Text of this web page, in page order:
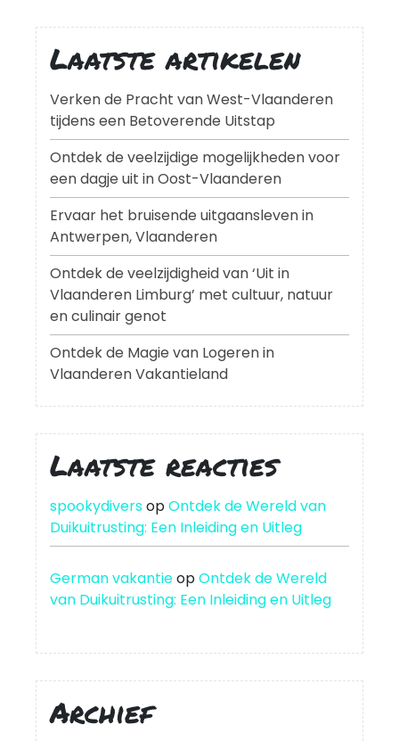
Laatste artikelen
Verken de Pracht van West-Vlaanderen
tijdens een Betoverende Uitstap
Ontdek de veelzijdige mogelijkheden voor
een dagje uit in Oost-Vlaanderen
Ervaar het bruisende uitgaansleven in
Antwerpen, Vlaanderen
Ontdek de veelzijdigheid van ‘Uit in
Vlaanderen Limburg’ met cultuur, natuur
en culinair genot
Ontdek de Magie van Logeren in
Vlaanderen Vakantieland
Laatste reacties
spookydiversopOntdek de Wereld van
Duikuitrusting: Een Inleiding en Uitleg
German vakantieopOntdek de Wereld
van Duikuitrusting: Een Inleiding en Uitleg
Archief